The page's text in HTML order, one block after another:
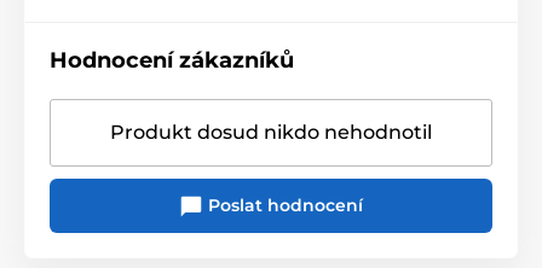
Hodnocení zákazníků
Produkt dosud nikdo nehodnotil
Poslat hodnocení